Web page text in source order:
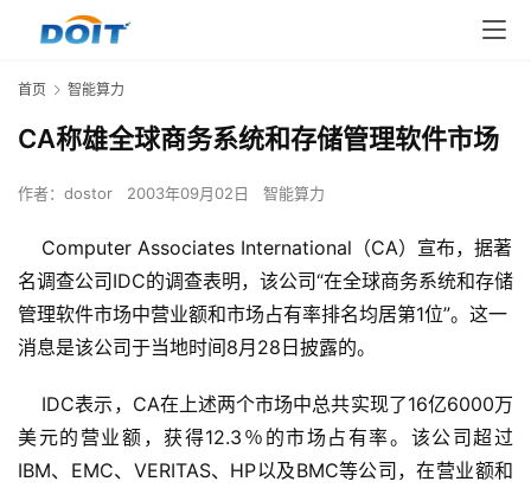
首页 智能算力
CA称雄全球商务系统和存储管理软件市场
作者： dostor 2003年09月02日 智能算力
Computer Associates International（CA）宣布，据著
名调查公司IDC的调查表明，该公司“在全球商务系统和存储
管理软件市场中营业额和市场占有率排名均居第1位”。这一
消息是该公司于当地时间8月28日披露的。
IDC表示，CA在上述两个市场中总共实现了16亿6000万
美元的营业额，获得12.3％的市场占有率。该公司超过
IBM、EMC、VERITAS、HP以及BMC等公司，在营业额和